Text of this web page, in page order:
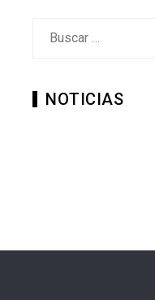
NOTICIAS